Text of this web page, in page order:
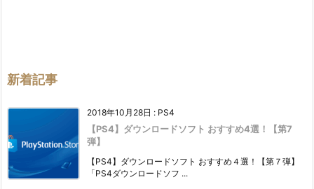
新着記事
2018年10月28日 : PS4
【PS4】ダウンロードソフト おすすめ4選！【第7
弾】
【PS4】ダウンロードソフト おすすめ４選！【第７弾】
「PS4ダウンロードソフ ...